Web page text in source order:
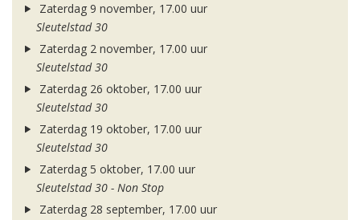
Zaterdag 9 november, 17.00 uur
Sleutelstad 30
Zaterdag 2 november, 17.00 uur
Sleutelstad 30
Zaterdag 26 oktober, 17.00 uur
Sleutelstad 30
Zaterdag 19 oktober, 17.00 uur
Sleutelstad 30
Zaterdag 5 oktober, 17.00 uur
Sleutelstad 30 - Non Stop
Zaterdag 28 september, 17.00 uur